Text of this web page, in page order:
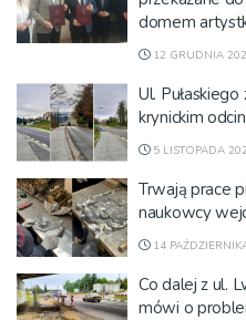
domem
12 GRUDNIA
Ul.
krynickim
5 LISTOPADA
Trwają prace
naukowcy
14
Co dalej z ul.
mówi o